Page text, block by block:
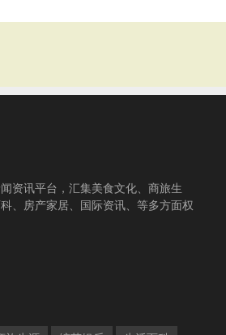
资讯平台，汇集美食文化、商旅生
、房产家居、国际资讯、等多方面权